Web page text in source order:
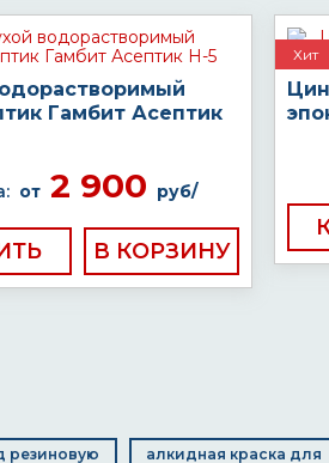
Гамбит Асептик
от 2 900 руб/
Хит
резиновую
алкидная краска для